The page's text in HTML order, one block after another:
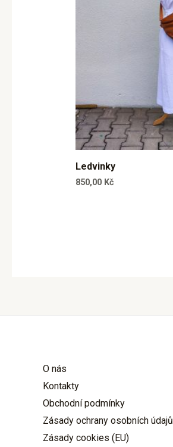
Ledvinky
850,00 Kč
O nás
Kontakty
Obchodní podmínky
Zásady ochrany osobních údajů
Zásady cookies (EU)